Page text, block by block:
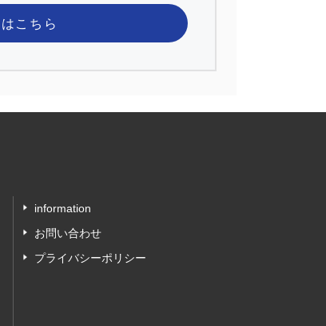
はこちら
information
お問い合わせ
プライバシーポリシー